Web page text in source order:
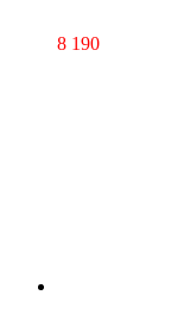
8 190